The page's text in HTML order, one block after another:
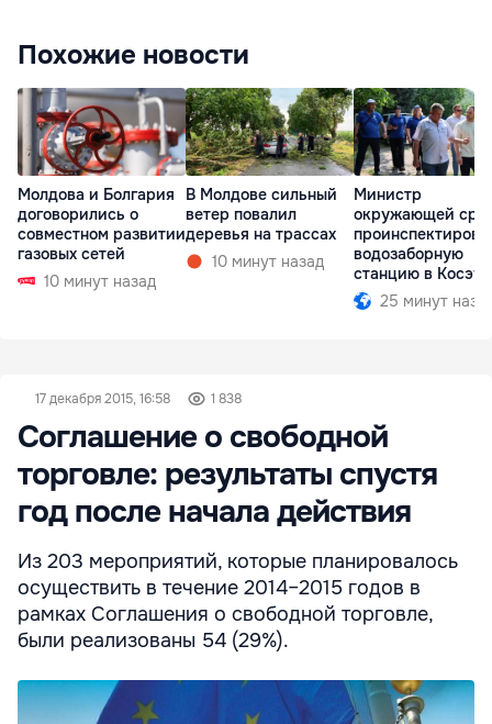
Похожие новости
Молдова и Болгария
договорились о
совместном развитии
газовых сетей
10 минут назад
В Молдове сильный
ветер повалил
деревья на трассах
10 минут назад
Министр
окружающей
водозаборную
станцию в
25 минут
17 декабря 2015, 16:58 1 838
Соглашение о свободной
торговле: результаты спустя
год после начала действия
Из 203 мероприятий, которые планировалось
осуществить в течение 2014–2015 годов в
рамках Соглашения о свободной торговле,
были реализованы 54 (29%).